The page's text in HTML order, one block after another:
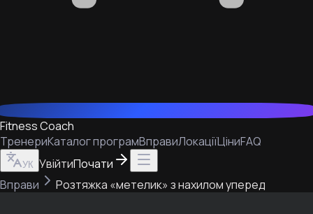
Fitness Coach
ТренериКаталог програмВправиЛокаціїЦіниFAQ
УК УвійтиПочати
Вправи
Розтяжка «метелик» з нахилом уперед